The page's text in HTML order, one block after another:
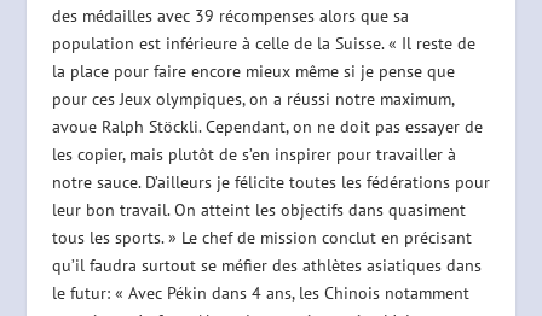
des médailles avec 39 récompenses alors que sa
population est inférieure à celle de la Suisse. « Il reste de
la place pour faire encore mieux même si je pense que
pour ces Jeux olympiques, on a réussi notre maximum,
avoue Ralph Stöckli. Cependant, on ne doit pas essayer de
les copier, mais plutôt de s’en inspirer pour travailler à
notre sauce. D’ailleurs je félicite toutes les fédérations pour
leur bon travail. On atteint les objectifs dans quasiment
tous les sports. » Le chef de mission conclut en précisant
qu’il faudra surtout se méfier des athlètes asiatiques dans
le futur: « Avec Pékin dans 4 ans, les Chinois notamment